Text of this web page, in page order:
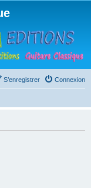
Connexion
S’enregistrer